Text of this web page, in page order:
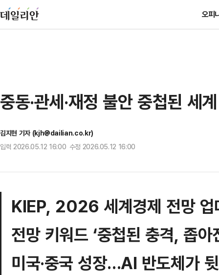
오피
중동·관세·재정 불안 중첩된
김지현 기자 (kjh@dailian.co.kr)
입력 2026.05.12 16:00 수정 2026.05.12 16:00
KIEP, 2026 세계경제 전망 업
전망 키워드 ‘중첩된 충격, 좁아
미국·중국 성장…AI 반도체가